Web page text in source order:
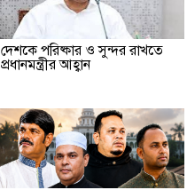
দেশকে পরিষ্কার ও সুন্দর রাখতে
প্রধানমন্ত্রীর আহ্বান